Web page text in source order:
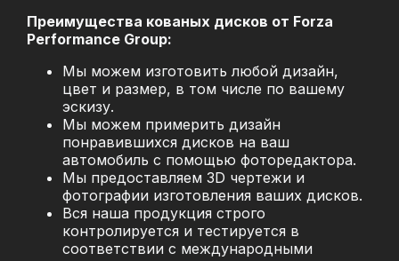
Преимущества кованых дисков от Forza
Performance Group:
Мы можем изготовить любой дизайн,
цвет и размер, в том числе по вашему
эскизу.
Мы можем примерить дизайн
понравившихся дисков на ваш
автомобиль с помощью фоторедактора.
Мы предоставляем 3D чертежи и
фотографии изготовления ваших дисков.
Вся наша продукция строго
контролируется и тестируется в
соответствии с международными